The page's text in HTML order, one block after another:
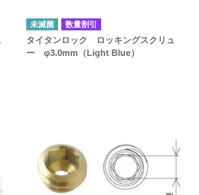
未滅菌 数量割引
タイタンロック ロッキングスクリュ
ー φ3.0mm（Light Blue）